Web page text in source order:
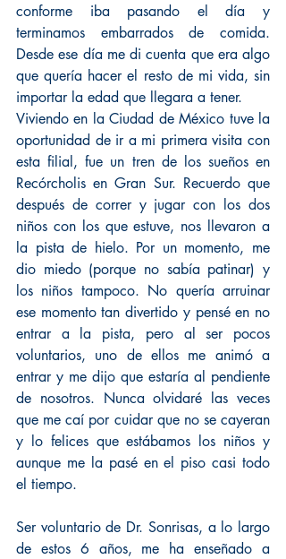
conforme iba pasando el día y
terminamos embarrados de comida.
Desde ese día me di cuenta que era algo
que quería hacer el resto de mi vida, sin
importar la edad que llegara a tener.
Viviendo en la Ciudad de México tuve la
oportunidad de ir a mi primera visita con
esta filial, fue un tren de los sueños en
Recórcholis en Gran Sur. Recuerdo que
después de correr y jugar con los dos
niños con los que estuve, nos llevaron a
la pista de hielo. Por un momento, me
dio miedo (porque no sabía patinar) y
los niños tampoco. No quería arruinar
ese momento tan divertido y pensé en no
entrar a la pista, pero al ser pocos
voluntarios, uno de ellos me animó a
entrar y me dijo que estaría al pendiente
de nosotros. Nunca olvidaré las veces
que me caí por cuidar que no se cayeran
y lo felices que estábamos los niños y
aunque me la pasé en el piso casi todo
el tiempo.
Ser voluntario de Dr. Sonrisas, a lo largo
de estos 6 años, me ha enseñado a